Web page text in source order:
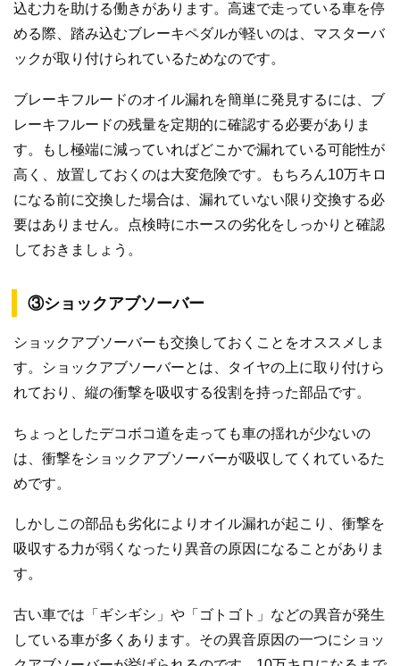
込む力を助ける働きがあります。高速で走っている車を停
める際、踏み込むブレーキペダルが軽いのは、マスターバ
ックが取り付けられているためなのです。
ブレーキフルードのオイル漏れを簡単に発見するには、ブ
レーキフルードの残量を定期的に確認する必要がありま
す。もし極端に減っていればどこかで漏れている可能性が
高く、放置しておくのは大変危険です。もちろん10万キロ
になる前に交換した場合は、漏れていない限り交換する必
要はありません。点検時にホースの劣化をしっかりと確認
しておきましょう。
③ショックアブソーバー
ショックアブソーバーも交換しておくことをオススメしま
す。ショックアブソーバーとは、タイヤの上に取り付けら
れており、縦の衝撃を吸収する役割を持った部品です。
ちょっとしたデコボコ道を走っても車の揺れが少ないの
は、衝撃をショックアブソーバーが吸収してくれているた
めです。
しかしこの部品も劣化によりオイル漏れが起こり、衝撃を
吸収する力が弱くなったり異音の原因になることがありま
す。
古い車では「ギシギシ」や「ゴトゴト」などの異音が発生
している車が多くあります。その異音原因の一つにショッ